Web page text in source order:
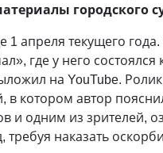
городского
1 апреля текущего
где у него
на YouTube.
котором автор
и одним из зрителей,
наказать